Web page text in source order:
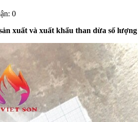
0
xuất và xuất khẩu than dừa số